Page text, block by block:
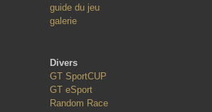
guide du jeu
galerie
Divers
GT SportCUP
GT eSport
Random Race